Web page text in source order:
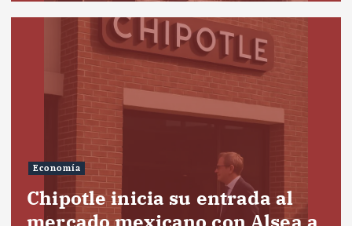
Economía
Chipotle inicia su entrada al